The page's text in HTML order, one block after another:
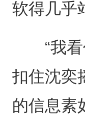
软得几乎
“我看
扣住沈奕
的信息素